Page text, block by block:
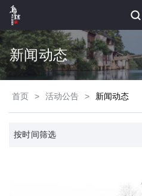
新闻动态
首页 > 活动公告 > 新闻动态
按时间筛选